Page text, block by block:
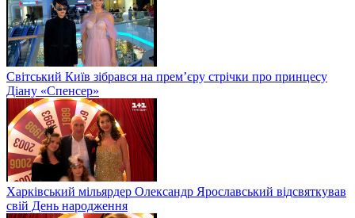
Світський Київ зібрався на прем’єру стрічки про принцесу
Діану «Спенсер»
Харківський мільярдер Олександр Ярославський відсвяткував
свій День народження